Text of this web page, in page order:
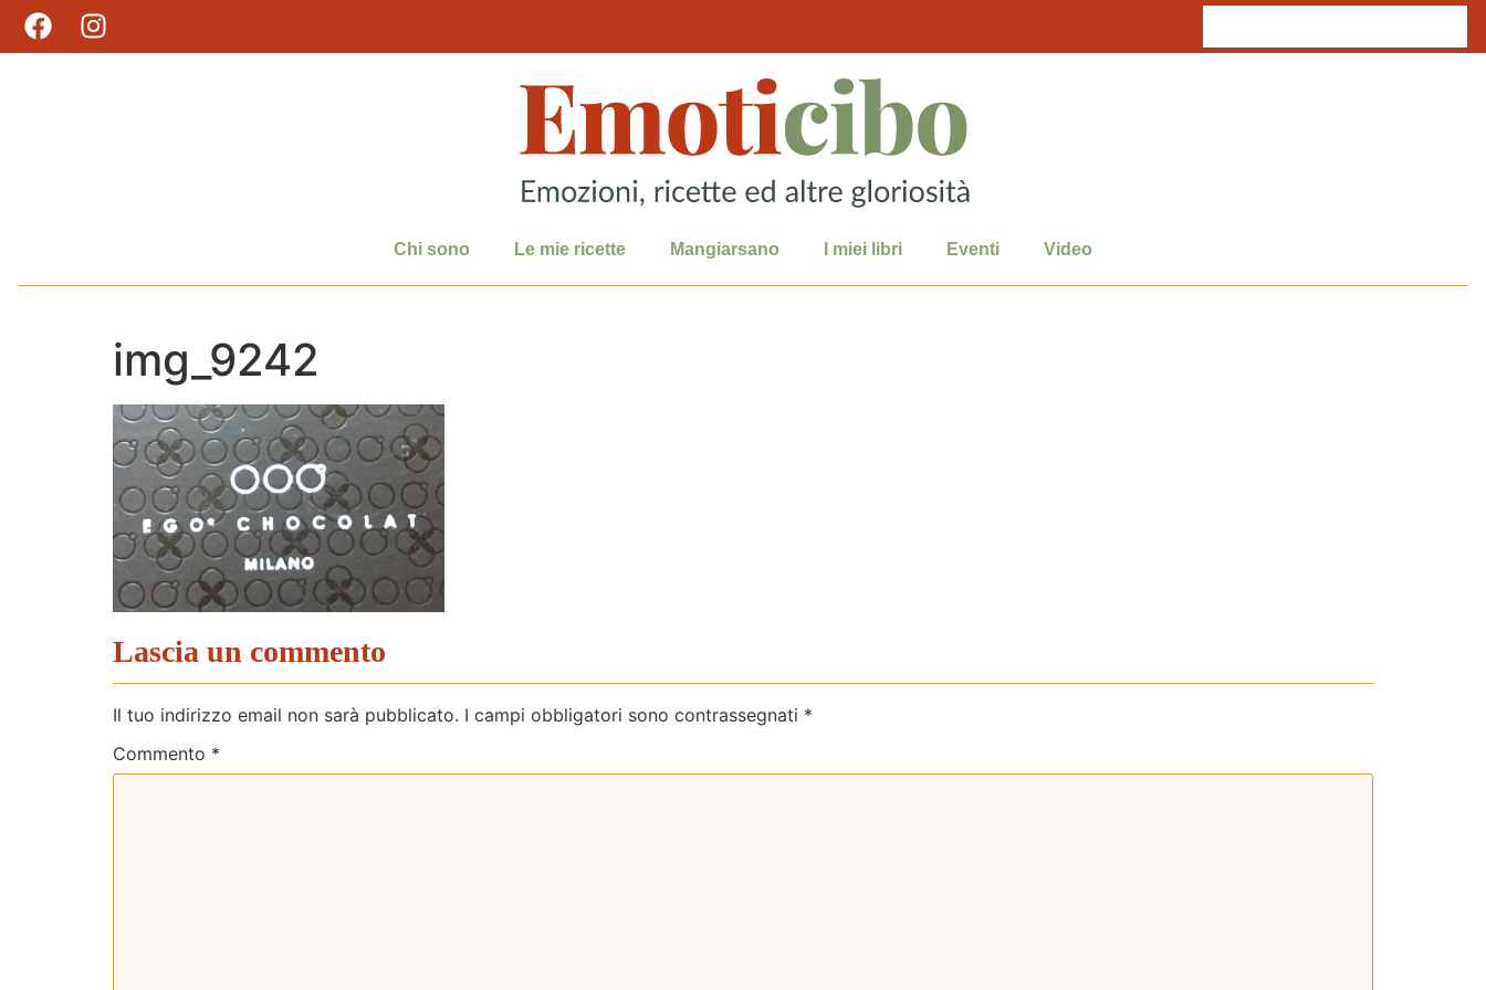
Chi sono Le mie ricette Mangiarsano I miei libri Eventi Video
img_9242
Lascia un commento
Il tuo indirizzo email non sarà pubblicato. I campi obbligatori sono contrassegnati *
Commento *